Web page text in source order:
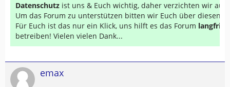
Datenschutz ist uns & Euch wichtig, daher verzichten wir auf
Um das Forum zu unterstützen bitten wir Euch über diesen
Für Euch ist das nur ein Klick, uns hilft es das Forum
betreiben! Vielen vielen Dank...
emax